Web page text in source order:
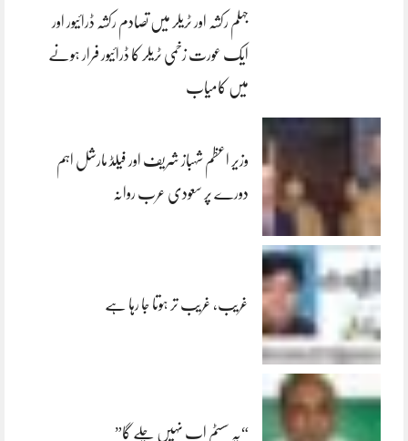
جہلم رکشہ اور ٹریلر میں تصادم رکشہ ڈرائیور اور
ایک عورت زخمی ٹریلر کا ڈرائیور فرار ہونے
میں کامیاب
وزیر اعظم شہباز شریف اور فیلڈ مارشل اہم
دورے پر سعودی عرب روانہ
غریب، غریب تر ہوتا جا رہا ہے
“یہ سسٹم اب نہیں چلے گا”